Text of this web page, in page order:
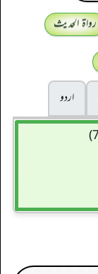
رواۃ الحدیث
اردو